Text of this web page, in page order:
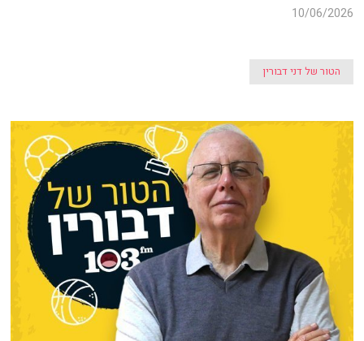
10/06/2026
הטור של דני דבורין